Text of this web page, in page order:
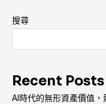
搜尋
Recent Posts
AI時代的無形資產價值，